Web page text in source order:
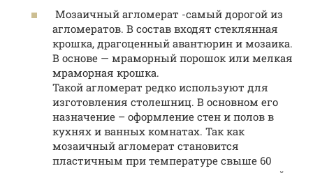
Мозаичный агломерат -самый дорогой из
агломератов. В состав входят стеклянная
крошка, драгоценный авантюрин и мозаика.
В основе — мраморный порошок или мелкая
мраморная крошка.
Такой агломерат редко используют для
изготовления столешниц. В основном его
назначение – оформление стен и полов в
кухнях и ванных комнатах. Так как
мозаичный агломерат становится
пластичным при температуре свыше 60